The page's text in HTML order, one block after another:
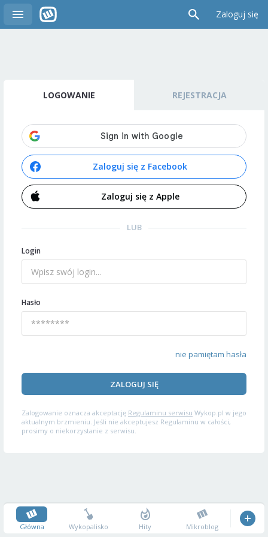
Zaloguj się
LOGOWANIE REJESTRACJA
Zaloguj się z Facebook
Zaloguj się z Apple
LUB
Login
Hasło
nie pamiętam hasła
ZALOGUJ SIĘ
Zalogowanie oznacza akceptację Regulaminu serwisu Wykop.pl w jego
aktualnym brzmieniu. Jeśli nie akceptujesz Regulaminu w całości,
prosimy o niekorzystanie z serwisu.
Główna Wykopalisko Hity Mikroblog